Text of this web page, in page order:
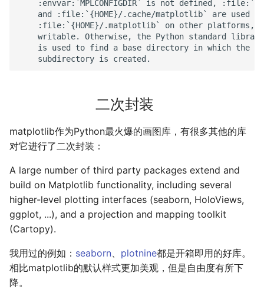
:envvar:`MPLCONFIGDIR` is not defined,
and :file:`{HOME}/.cache/matplotlib` are used
:file:`{HOME}/.matplotlib` on other platforms,
writable. Otherwise, the Python standard
is used to find a base directory in which the
二次封装
matplotlib作为Python最火爆的画图库，有很多其他的库
对它进行了二次封装：
A large number of third party packages extend and
build on Matplotlib functionality, including several
higher-level plotting interfaces (seaborn, HoloViews,
ggplot, ...), and a projection and mapping toolkit
(Cartopy).
我用过的例如： seaborn、 plotnine都是开箱即用的好库。
相比matplotlib的默认样式更加美观，但是自由度有所下
降。